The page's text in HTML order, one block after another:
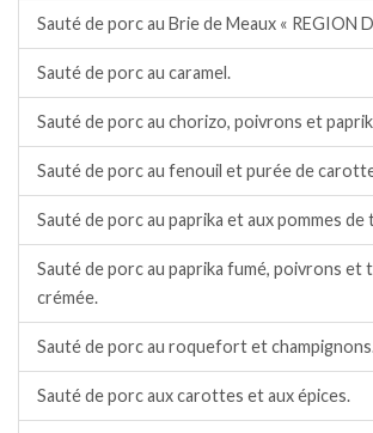
Sauté de porc au Brie de Meaux « REGION
Sauté de porc au caramel.
Sauté de porc au chorizo, poivrons et
Sauté de porc au fenouil et purée de
Sauté de porc au paprika et aux pommes de
Sauté de porc au paprika fumé, poivrons et
crémée.
Sauté de porc au roquefort et
Sauté de porc aux carottes et aux épices.